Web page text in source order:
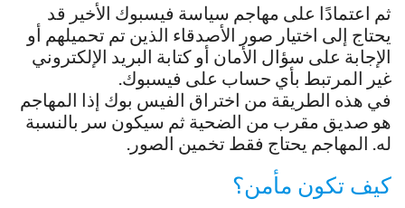
ثم اعتمادًا على مهاجم سياسة فيسبوك الأخير قد
يحتاج إلى اختيار صور الأصدقاء الذين تم تحميلهم أو
الإجابة على سؤال الأمان أو كتابة البريد الإلكتروني
غير المرتبط بأي حساب على فيسبوك.
في هذه الطريقة من اختراق الفيس بوك إذا المهاجم
هو صديق مقرب من الضحية ثم سيكون سر بالنسبة
له. المهاجم يحتاج فقط تخمين الصور.
كيف تكون مأمن؟